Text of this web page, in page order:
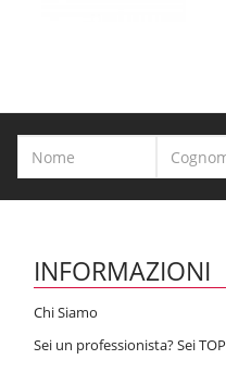
INFORMAZIONI
Chi Siamo
Sei un professionista? Sei TOP